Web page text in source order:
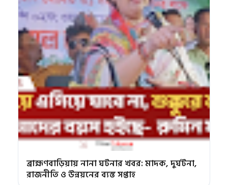
ব্রাহ্মণবাড়িয়ায় নানা ঘটনার খবর: মাদক, দুর্ঘটনা,
রাজনীতি ও উন্নয়নের ব্যস্ত সপ্তাহ